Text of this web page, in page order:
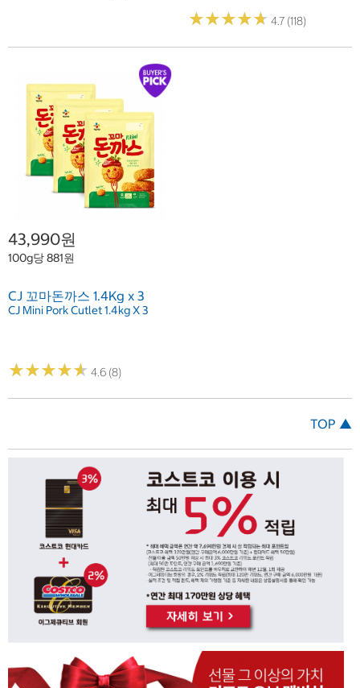
★★★★★
★★★★★ 4.7 (118)
43,990원
100g당 881원
CJ 꼬마돈까스 1.4Kg x 3
CJ Mini Pork Cutlet 1.4kg X 3
★★★★★
★★★★★ 4.6 (8)
TOP ▲